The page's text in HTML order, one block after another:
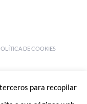
DE COOKIES
para recopilar